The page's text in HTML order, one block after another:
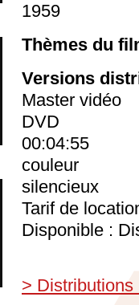
1959
Thèmes du
Versions
Master vidéo
DVD
00:04:55
couleur
silencieux
Tarif de
Disponible :
> Distributions